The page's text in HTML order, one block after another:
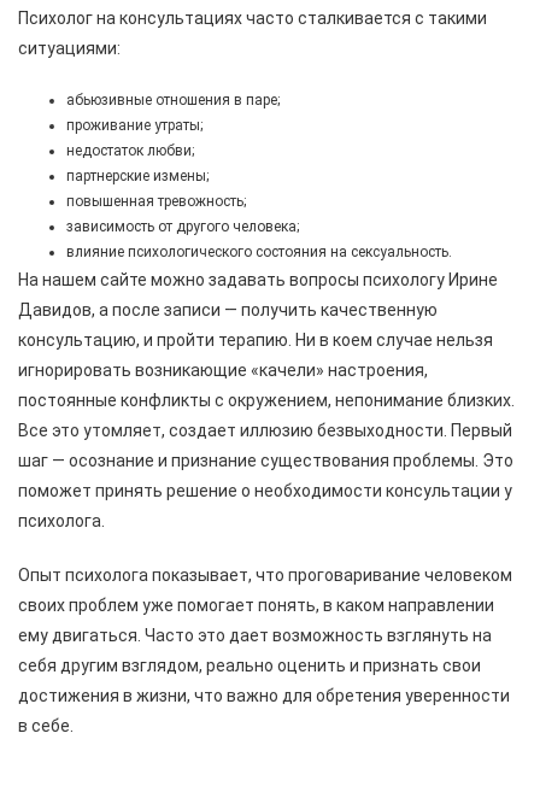
Психолог на консультациях часто сталкивается с такими
ситуациями:
абьюзивные отношения в паре;
проживание утраты;
недостаток любви;
партнерские измены;
повышенная тревожность;
зависимость от другого человека;
влияние психологического состояния на сексуальность.
На нашем сайте можно задавать вопросы психологу Ирине
Давидов, а после записи — получить качественную
консультацию, и пройти терапию. Ни в коем случае нельзя
игнорировать возникающие «качели» настроения,
постоянные конфликты с окружением, непонимание близких.
Все это утомляет, создает иллюзию безвыходности. Первый
шаг — осознание и признание существования проблемы. Это
поможет принять решение о необходимости консультации у
психолога.
Опыт психолога показывает, что проговаривание человеком
своих проблем уже помогает понять, в каком направлении
ему двигаться. Часто это дает возможность взглянуть на
себя другим взглядом, реально оценить и признать свои
достижения в жизни, что важно для обретения уверенности
в себе.